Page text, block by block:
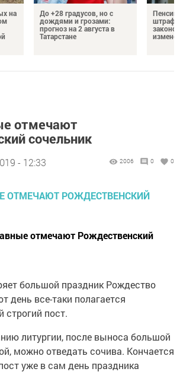
на
До +28 градусов, но с
дождями и грозами:
прогноз на 2 августа в
Татарстане
отмечают
сочельник
- 12:33 2006 0 0
отмечают Рождественский
большой праздник Рождество
день все-таки полагается
пост.
литургии, после выноса большой
можно отведать сочива. Кончается
уже в сам день праздника